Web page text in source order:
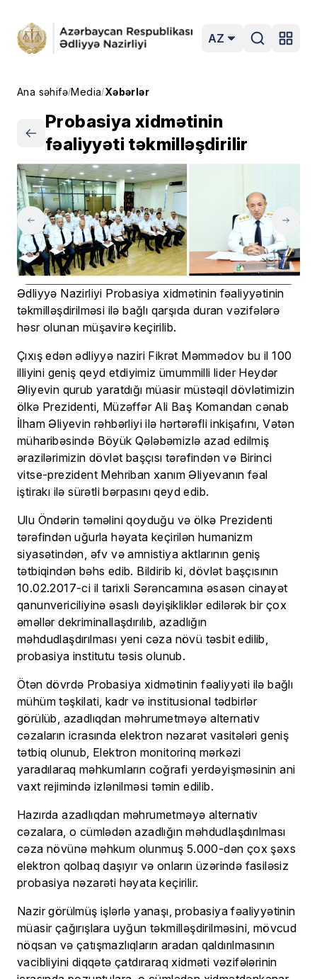
AZ
Ana səhifə/Media/Xəbərlər
Probasiya xidmətinin
fəaliyyəti təkmilləşdirilir
Ədliyyə Nazirliyi Probasiya xidmətinin fəaliyyətinin
təkmilləşdirilməsi ilə bağlı qarşıda duran vəzifələrə
həsr olunan müşavirə keçirilib.
Çıxış edən ədliyyə naziri Fikrət Məmmədov bu il 100
illiyini geniş qeyd etdiyimiz ümummilli lider Heydər
Əliyevin qurub yaratdığı müasir müstəqil dövlətimizin
ölkə Prezidenti, Müzəffər Ali Baş Komandan cənab
İlham Əliyevin rəhbərliyi ilə hərtərəfli inkişafını, Vətən
müharibəsində Böyük Qələbəmizlə azad edilmiş
ərazilərimizin dövlət başçısı tərəfindən və Birinci
vitse-prezident Mehriban xanım Əliyevanın fəal
iştirakı ilə sürətli bərpasını qeyd edib.
Ulu Öndərin təməlini qoyduğu və ölkə Prezidenti
tərəfindən uğurla həyata keçirilən humanizm
siyasətindən, əfv və amnistiya aktlarının geniş
tətbiqindən bəhs edib. Bildirib ki, dövlət başçısının
10.02.2017-ci il tarixli Sərəncamına əsasən cinayət
qanunvericiliyinə əsaslı dəyişikliklər edilərək bir çox
əməllər dekriminallaşdırılıb, azadlığın
məhdudlaşdırılması yeni cəza növü təsbit edilib,
probasiya institutu təsis olunub.
Ötən dövrdə Probasiya xidmətinin fəaliyyəti ilə bağlı
mühüm təşkilati, kadr və institusional tədbirlər
görülüb, azadlıqdan məhrumetməyə alternativ
cəzaların icrasında elektron nəzarət vasitələri geniş
tətbiq olunub, Elektron monitorinq mərkəzi
yaradılaraq məhkumların coğrafi yerdəyişməsinin ani
vaxt rejimində izlənilməsi təmin edilib.
Hazırda azadlıqdan məhrumetməyə alternativ
cəzalara, o cümlədən azadlığın məhdudlaşdırılması
cəza növünə məhkum olunmuş 5.000-dən çox şəxs
elektron qolbaq daşıyır və onların üzərində fasiləsiz
probasiya nəzarəti həyata keçirilir.
Nazir görülmüş işlərlə yanaşı, probasiya fəaliyyətinin
müasir çağırışlara uyğun təkmilləşdirilməsini, mövcud
nöqsan və çatışmazlıqların aradan qaldırılmasının
vacibliyini diqqətə çatdıraraq xidməti vəzifələrinin